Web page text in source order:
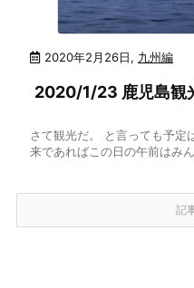
2020年2月26日, 九州編
2020/1/23 鹿児島観
さて観光だ。 と言っても予定
来であればこの日の午前はみ
記